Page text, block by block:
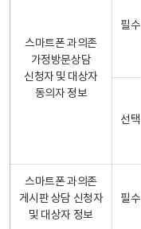
스마트폰 과의존
가정방문상담
신청자 및 대상자
동의자 정보
필수
선택
스마트폰 과의존
게시판 상담 신청자
및 대상자 정보
필수